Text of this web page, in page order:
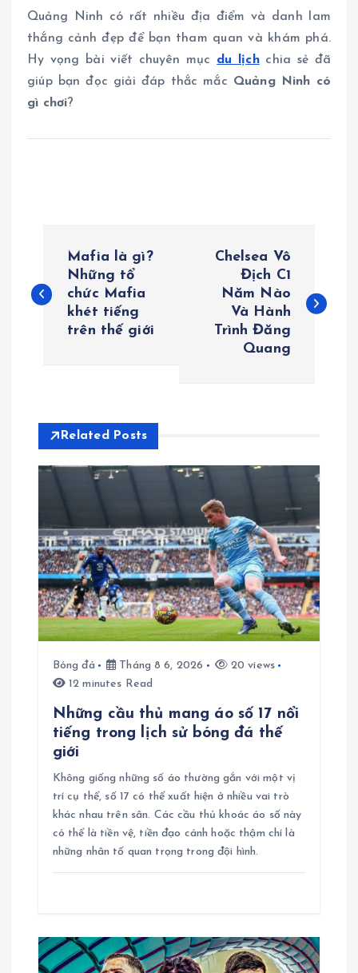
Quảng Ninh có rất nhiều địa điểm và danh lam
thắng cảnh đẹp để bạn tham quan và khám phá.
Hy vọng bài viết chuyên mục du lịchchia sẻ đã
giúp bạn đọc giải đáp thắc mắc Quảng Ninh có
gì chơi?
i
ớ
g
b
à
Mafia là gì?
Những tổ
chức Mafia
khét tiếng
trên thế giới
Chelsea Vô
Địch C1
Năm Nào
Và Hành
Trình Đăng
Quang
Related Posts
Bóng đá Tháng 8 6, 2026
20 views
12 minutes Read
Những cầu thủ mang áo số 17 nổi
tiếng trong lịch sử bóng đá thế
giới
Không giống những số áo thường gắn với một vị
trí cụ thể, số 17 có thể xuất hiện ở nhiều vai trò
khác nhau trên sân. Các cầu thủ khoác áo số này
có thể là tiền vệ, tiền đạo cánh hoặc thậm chí là
những nhân tố quan trọng trong đội hình.